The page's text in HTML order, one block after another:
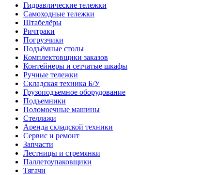
Гидравлические тележки
Самоходные тележки
Штабелёры
Ричтраки
Погрузчики
Подъёмные столы
Комплектовщики заказов
Контейнеры и сетчатые шкафы
Ручные тележки
Складская техника Б/У
Грузоподъемное оборудование
Подъемники
Поломоечные машины
Стеллажи
Аренда складской техники
Сервис и ремонт
Запчасти
Лестницы и стремянки
Паллетоупаковщики
Тягачи